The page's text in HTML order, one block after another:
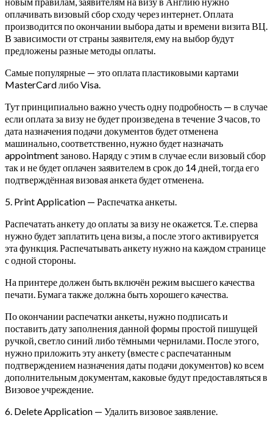
оплачивать визовый сбор сходу через интернет. Оплата
производится по окончании выбора даты и времени визита ВЦ.
В зависимости от страны заявителя, ему на выбор будут
предложены разные методы оплаты.
Самые популярные — это оплата пластиковыми картами
MasterCard либо Visa.
Тут принципиально важно учесть одну подробность — в случае
если оплата за визу не будет произведена в течение 3 часов, то
дата назначения подачи документов будет отменена
машинально, соответственно, нужно будет назначать
appointment заново. Наряду с этим в случае если визовый сбор
так и не будет оплачен заявителем в срок до 14 дней, тогда его
подтверждённая визовая анкета будет отменена.
5. Print Application — Распечатка анкеты.
Распечатать анкету до оплаты за визу не окажется. Т.е. сперва
нужно будет заплатить цена визы, а после этого активируется
эта функция. Распечатывать анкету нужно на каждом странице
с одной стороны.
На принтере должен быть включён режим высшего качества
печати. Бумага также должна быть хорошего качества.
По окончании распечатки анкеты, нужно подписать и
поставить дату заполнения данной формы простой пишущей
ручкой, светло синий либо тёмными чернилами. После этого,
нужно приложить эту анкету (вместе с распечатанным
подтверждением назначения даты подачи документов) ко всем
дополнительным документам, каковые будут предоставляться в
Визовое учреждение.
6. Delete Application — Удалить визовое заявление.